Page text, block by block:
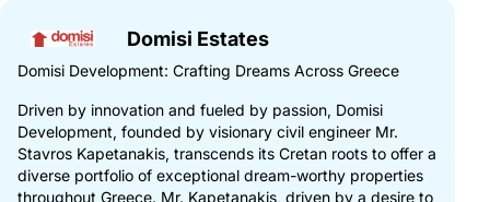
Domisi Estates
Domisi Development: Crafting Dreams Across Greece
Driven by innovation and fueled by passion, Domisi
Development, founded by visionary civil engineer Mr.
Stavros Kapetanakis, transcends its Cretan roots to offer a
diverse portfolio of exceptional dream-worthy properties
throughout Greece. Mr. Kapetanakis, driven by a desire to